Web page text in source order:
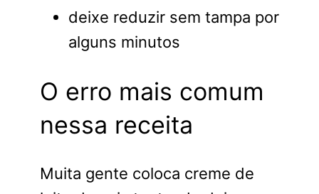
deixe reduzir sem tampa por
alguns minutos
O erro mais comum
nessa receita
Muita gente coloca creme de